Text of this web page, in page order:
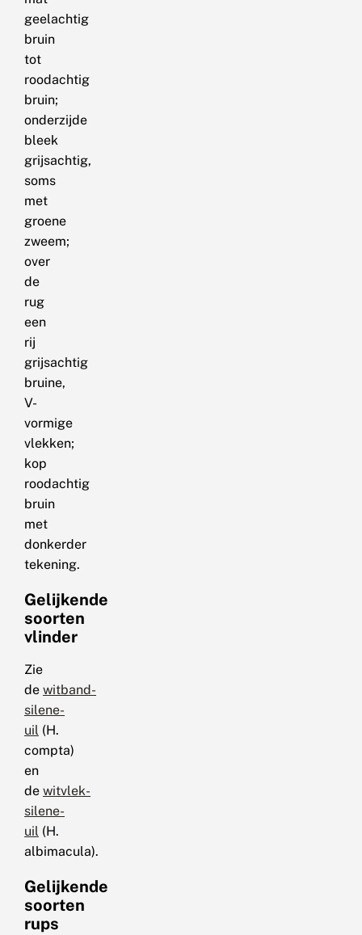
geelachtig
bruin
tot
roodachtig
bruin;
onderzijde
bleek
grijsachtig,
soms
met
groene
zweem;
over
de
rug
een
rij
grijsachtig
bruine,
V-
vormige
vlekken;
kop
roodachtig
bruin
met
donkerder
tekening.
Gelijkende
soorten
vlinder
Zie
de witband-
silene-
uil (H.
compta)
en
de witvlek-
silene-
uil (H.
albimacula).
Gelijkende
soorten
rups